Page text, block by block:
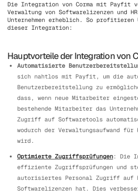
Die Integration von Corma mit Payfit
Verwaltung von Softwarelizenzen und
Unternehmen erheblich. So profitieren
dieser Integration:
Hauptvorteile der Integration von
Automatisierte
sich nahtlos mit Payfit, um die
Benutzerbereitstellung zu
dass, wenn neue Mitarbeiter
bestehende Mitarbeiter das
Zugriff auf Softwaretools
wodurch der Verwaltungsaufwand für
wird.
Optimierte Zugriffsprüfungen: Die
effiziente Zugriffsprüfungen und
autorisiertes Personal Zugriff auf
Softwarelizenzen hat. Dies